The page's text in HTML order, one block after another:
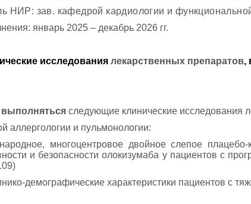
НИР: зав. кафедрой кардиологии и
январь 2025 – декабрь 2026 гг.
исследования лекарственных препаратов,
выполнятьсяследующие клинические исследования
аллергологии и пульмонологии:
многоцентровое двойное слепое
и безопасности олокизумаба у пациентов с
демографические характеристики пациентов с